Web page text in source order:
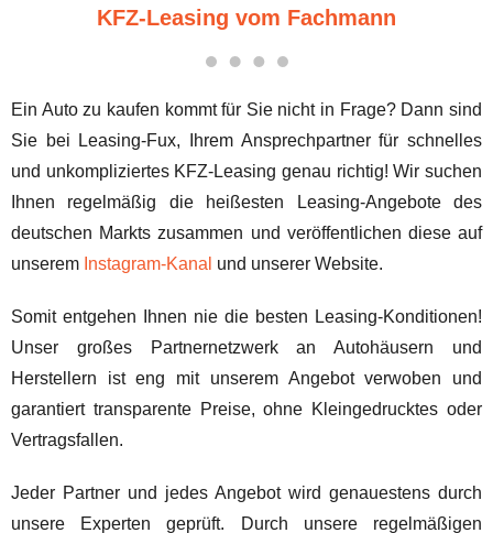
KFZ-Leasing vom Fachmann
Ein Auto zu kaufen kommt für Sie nicht in Frage? Dann sind
Sie bei Leasing-Fux, Ihrem Ansprechpartner für schnelles
und unkompliziertes KFZ-Leasing genau richtig! Wir suchen
Ihnen regelmäßig die heißesten Leasing-Angebote des
deutschen Markts zusammen und veröffentlichen diese auf
unserem Instagram-Kanal und unserer Website.
Somit entgehen Ihnen nie die besten Leasing-Konditionen!
Unser großes Partnernetzwerk an Autohäusern und
Herstellern ist eng mit unserem Angebot verwoben und
garantiert transparente Preise, ohne Kleingedrucktes oder
Vertragsfallen.
Jeder Partner und jedes Angebot wird genauestens durch
unsere Experten geprüft. Durch unsere regelmäßigen